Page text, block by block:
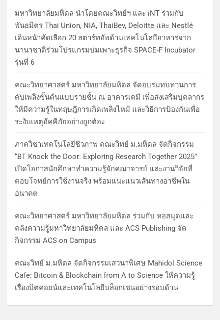
มหาวิทยาลัยมหิดล นำโดยคณะวิทย์ฯ และ iNT ร่วมกับ
พันธมิตร Thai Union, NIA, ThaiBev, Deloitte และ Nestlé
เดินหน้าคัดเลือก 20 สตาร์ทอัพด้านเทคโนโลยีอาหารจาก
นานาชาติร่วมโปรแกรมบ่มเพาะธุรกิจ SPACE-F Incubator
รุ่นที่ 6
คณะวิทยาศาสตร์ มหาวิทยาลัยมหิดล จัดอบรมทบทวนการ
ดับเพลิงขั้นต้นแบบรายชั้น ณ อาคารเคมี เพื่อส่งเสริมบุคลากร
ให้มีความรู้ในทฤษฎีการเกิดเพลิงไหม้ และวิธีการป้องกันเพื่อ
ระงับเหตุอัคคีภัยอย่างถูกต้อง
ภาควิชาเทคโนโลยีชีวภาพ คณะวิทย์ ม.มหิดล จัดกิจกรรม
“BT Knock the Door: Exploring Research Together 2025”
เปิดโอกาสนักศึกษาทำความรู้จักคณาจารย์ และงานวิจัยที่
ตอบโจทย์การใช้งานจริง พร้อมแนะแนวเส้นทางอาชีพใน
อนาคต
คณะวิทยาศาสตร์ มหาวิทยาลัยมหิดล ร่วมกับ หอสมุดและ
คลังความรู้มหาวิทยาลัยมหิดล และ ACS Publishing จัด
กิจกรรม ACS on Campus
คณะวิทย์ ม.มหิดล จัดกิจกรรมเสวนาพิเศษ Mahidol Science
Cafe: Bitcoin & Blockchain from A to Science ให้ความรู้
เรื่องบิตคอยน์และเทคโนโลยีบล็อกเชนอย่างรอบด้าน